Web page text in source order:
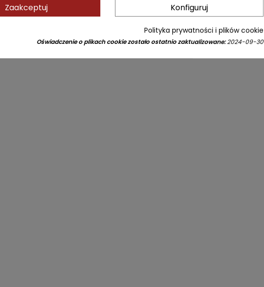
Zaakceptuj Konfiguruj
Polityka prywatności i plików cookie
Oświadczenie o plikach cookie zostało ostatnio zaktualizowane:2024-09-30